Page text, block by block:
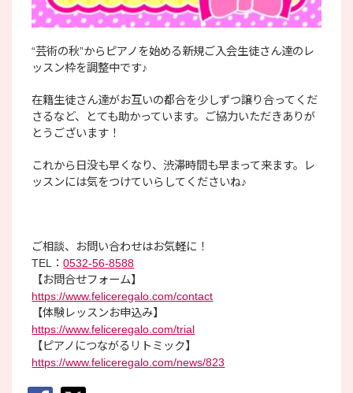
“芸術の秋”からピアノを始める新規ご入会生徒さん達のレ
ッスン枠を調整中です♪
在籍生徒さん達がお互いの都合を少しずつ譲り合ってくだ
さるなど、とても助かっています。ご協力いただきありが
とうございます！
これから日没も早くなり、渋滞時間も早まって来ます。レ
ッスンには気をつけていらしてくださいね♪
ご相談、お問い合わせはお気軽に！
TEL：0532-56-8588
【お問合せフォーム】
https://www.feliceregalo.com/contact
【体験レッスンお申込み】
https://www.feliceregalo.com/trial
【ピアノにつながるリトミック】
https://www.feliceregalo.com/news/823